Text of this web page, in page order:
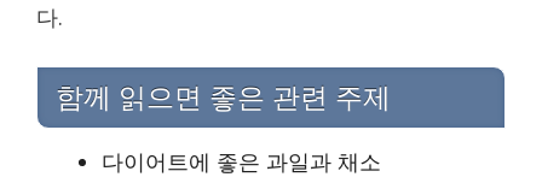
다.
함께 읽으면 좋은 관련 주제
다이어트에 좋은 과일과 채소